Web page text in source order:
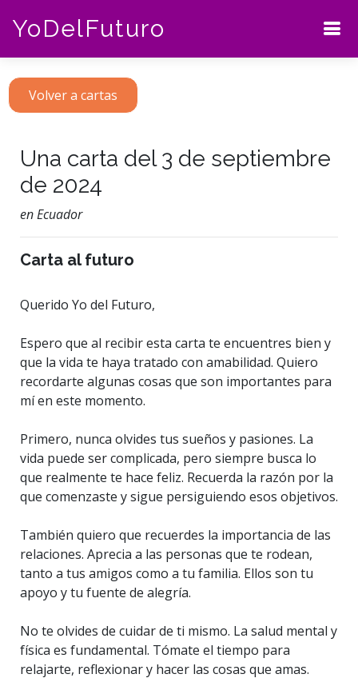
YoDelFuturo
Volver a cartas
Una carta del 3 de septiembre
de 2024
en Ecuador
Carta al futuro
Querido Yo del Futuro,
Espero que al recibir esta carta te encuentres bien y
que la vida te haya tratado con amabilidad. Quiero
recordarte algunas cosas que son importantes para
mí en este momento.
Primero, nunca olvides tus sueños y pasiones. La
vida puede ser complicada, pero siempre busca lo
que realmente te hace feliz. Recuerda la razón por la
que comenzaste y sigue persiguiendo esos objetivos.
También quiero que recuerdes la importancia de las
relaciones. Aprecia a las personas que te rodean,
tanto a tus amigos como a tu familia. Ellos son tu
apoyo y tu fuente de alegría.
No te olvides de cuidar de ti mismo. La salud mental y
física es fundamental. Tómate el tiempo para
relajarte, reflexionar y hacer las cosas que amas.